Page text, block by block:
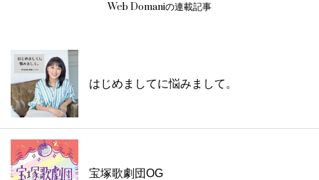
Web Domaniの連載記事
はじめましてに悩みまして。
宝塚歌劇団OG